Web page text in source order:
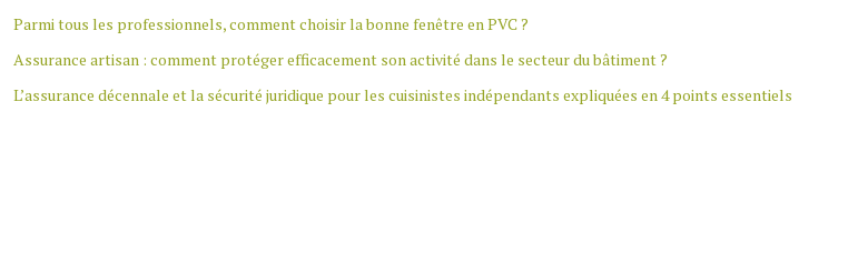
Parmi tous les professionnels, comment choisir la bonne fenêtre en PVC ?
Assurance artisan : comment protéger efficacement son activité dans le secteur du bâtiment ?
L’assurance décennale et la sécurité juridique pour les cuisinistes indépendants expliquées en 4 points essentiels